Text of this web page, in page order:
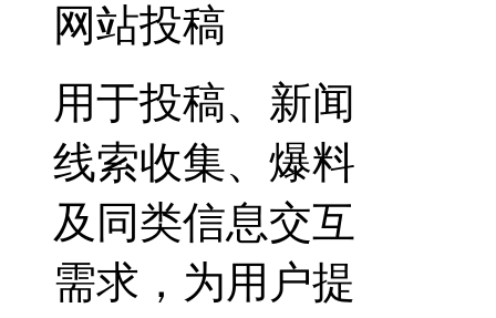
网站投稿
用于投稿、新闻
线索收集、爆料
及同类信息交互
需求，为用户提